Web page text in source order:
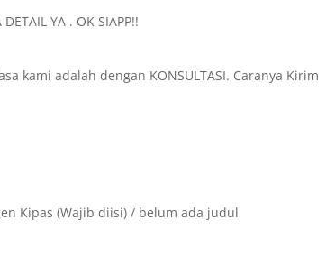
DETAIL YA . OK SIAPP!!
kami adalah dengan KONSULTASI. Caranya Kirim
Kipas (Wajib diisi) / belum ada judul